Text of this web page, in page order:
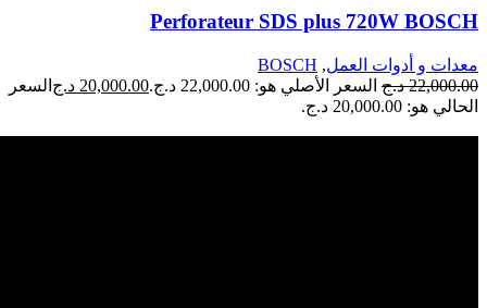
Perforateur SDS plus 720W BOSCH
معدات و أدوات العمل,
BOSCH
22,000.00 د.ج السعر الأصلي هو: 22,000.00 د.ج. 20,000.00 د.ج السعر
الحالي هو: 20,000.00 د.ج.